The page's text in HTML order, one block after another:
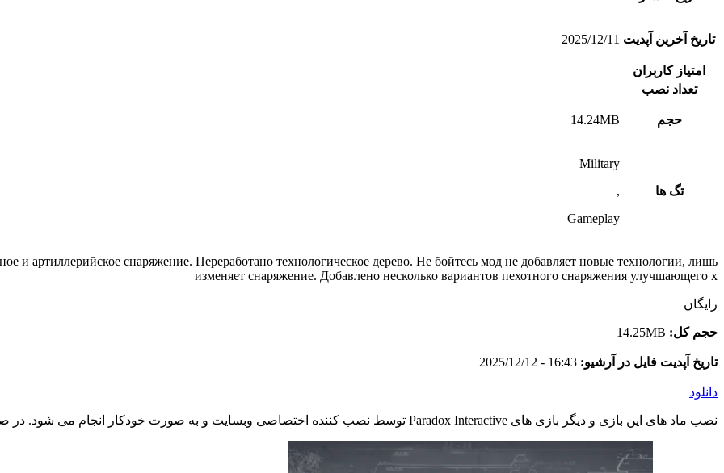
تاریخ آخرین آپدیت 2025/12/11
امتیاز کاربران
تعداد نصب
حجم 14.24MB
تگ ها
Military
,
Gameplay
и артиллерийское снаряжение. Переработано технологическое дерево. Не бойтесь мод не добавляет новые технологии, лишь
изменяет снаряжение. Добавлено несколько вариантов пехотного снаряжения улучшающего х
رایگان
حجم کل: 14.25MB
تاریخ آپدیت فایل در آرشیو: 16:43 - 2025/12/12
دانلود
نصب ماد های این بازی و دیگر بازی های Paradox Interactive توسط نصب کننده اختصاصی وبسایت و به صورت خودکار انجام می شود. در صورت مشاهده اشکال در ماد اینستالر با پشتیبانی تماس بگیرید.